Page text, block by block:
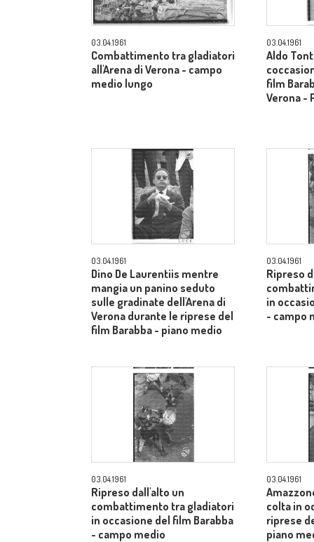
03.04.1961
Combattimento tra gladiatori
all'Arena di Verona - campo
medio lungo
03.04.1961
Aldo
film
Verona -
03.04.1961
Dino De Laurentiis mentre
mangia un panino seduto
sulle gradinate dell'Arena di
Verona durante le riprese del
film Barabba - piano medio
03.04.1961
Ripreso
in
- campo
03.04.1961
Ripreso dall'alto un
combattimento tra gladiatori
in occasione del film Barabba
- campo medio
03.04.1961
colta in
riprese
piano